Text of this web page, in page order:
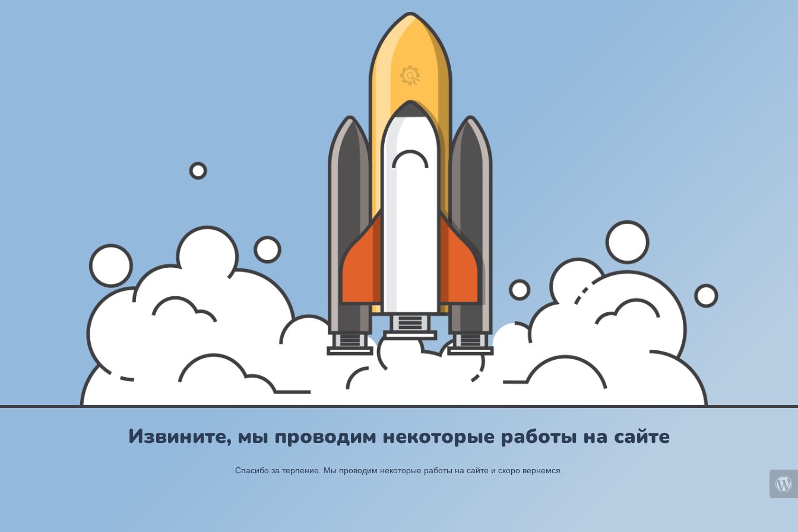
Извините, мы проводим некоторые работы на сайте
Спасибо за терпение. Мы проводим некоторые работы на сайте и скоро вернемся.